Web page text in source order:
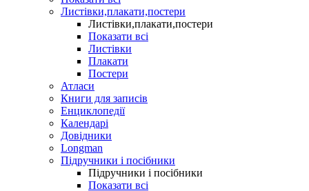
Листівки,плакати,постери
Листівки,плакати,постери
Показати всі
Листівки
Плакати
Постери
Атласи
Книги для записів
Енциклопедії
Календарі
Довідники
Longman
Підручники і посібники
Підручники і посібники
Показати всі